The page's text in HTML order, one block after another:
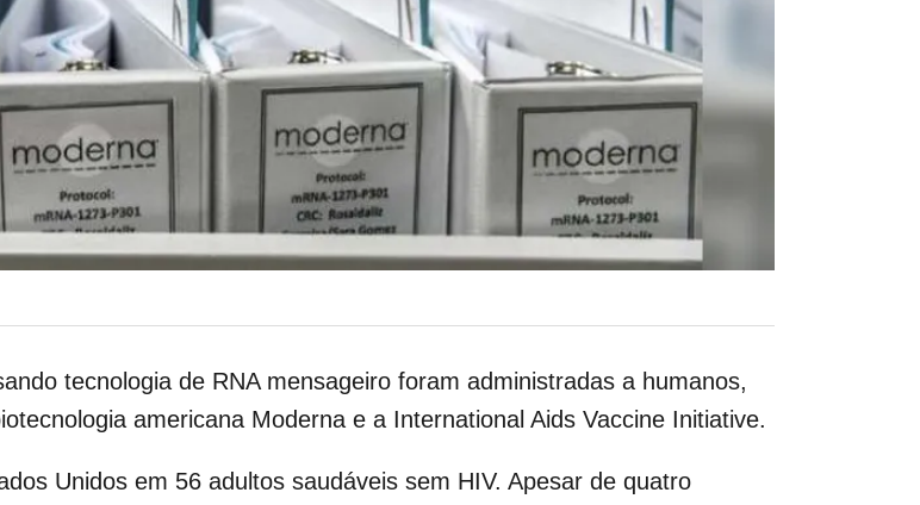
tecnologia de RNA mensageiro foram administradas a humanos,
americana Moderna e a International Aids Vaccine Initiative.
Unidos em 56 adultos saudáveis sem HIV. Apesar de quatro